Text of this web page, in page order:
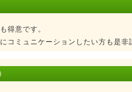
得意です。
コミュニケーションしたい方も是非